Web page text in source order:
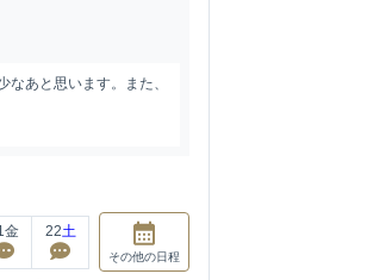
あと思います。また、
金 22土
その他の日程